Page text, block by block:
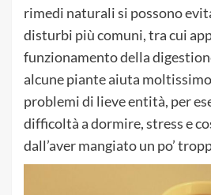
rimedi naturali si possono
disturbi più comuni, tra cui
funzionamento della
alcune piante aiuta
problemi di lieve entità, per
difficoltà a dormire, stress e
dall’aver mangiato un po’